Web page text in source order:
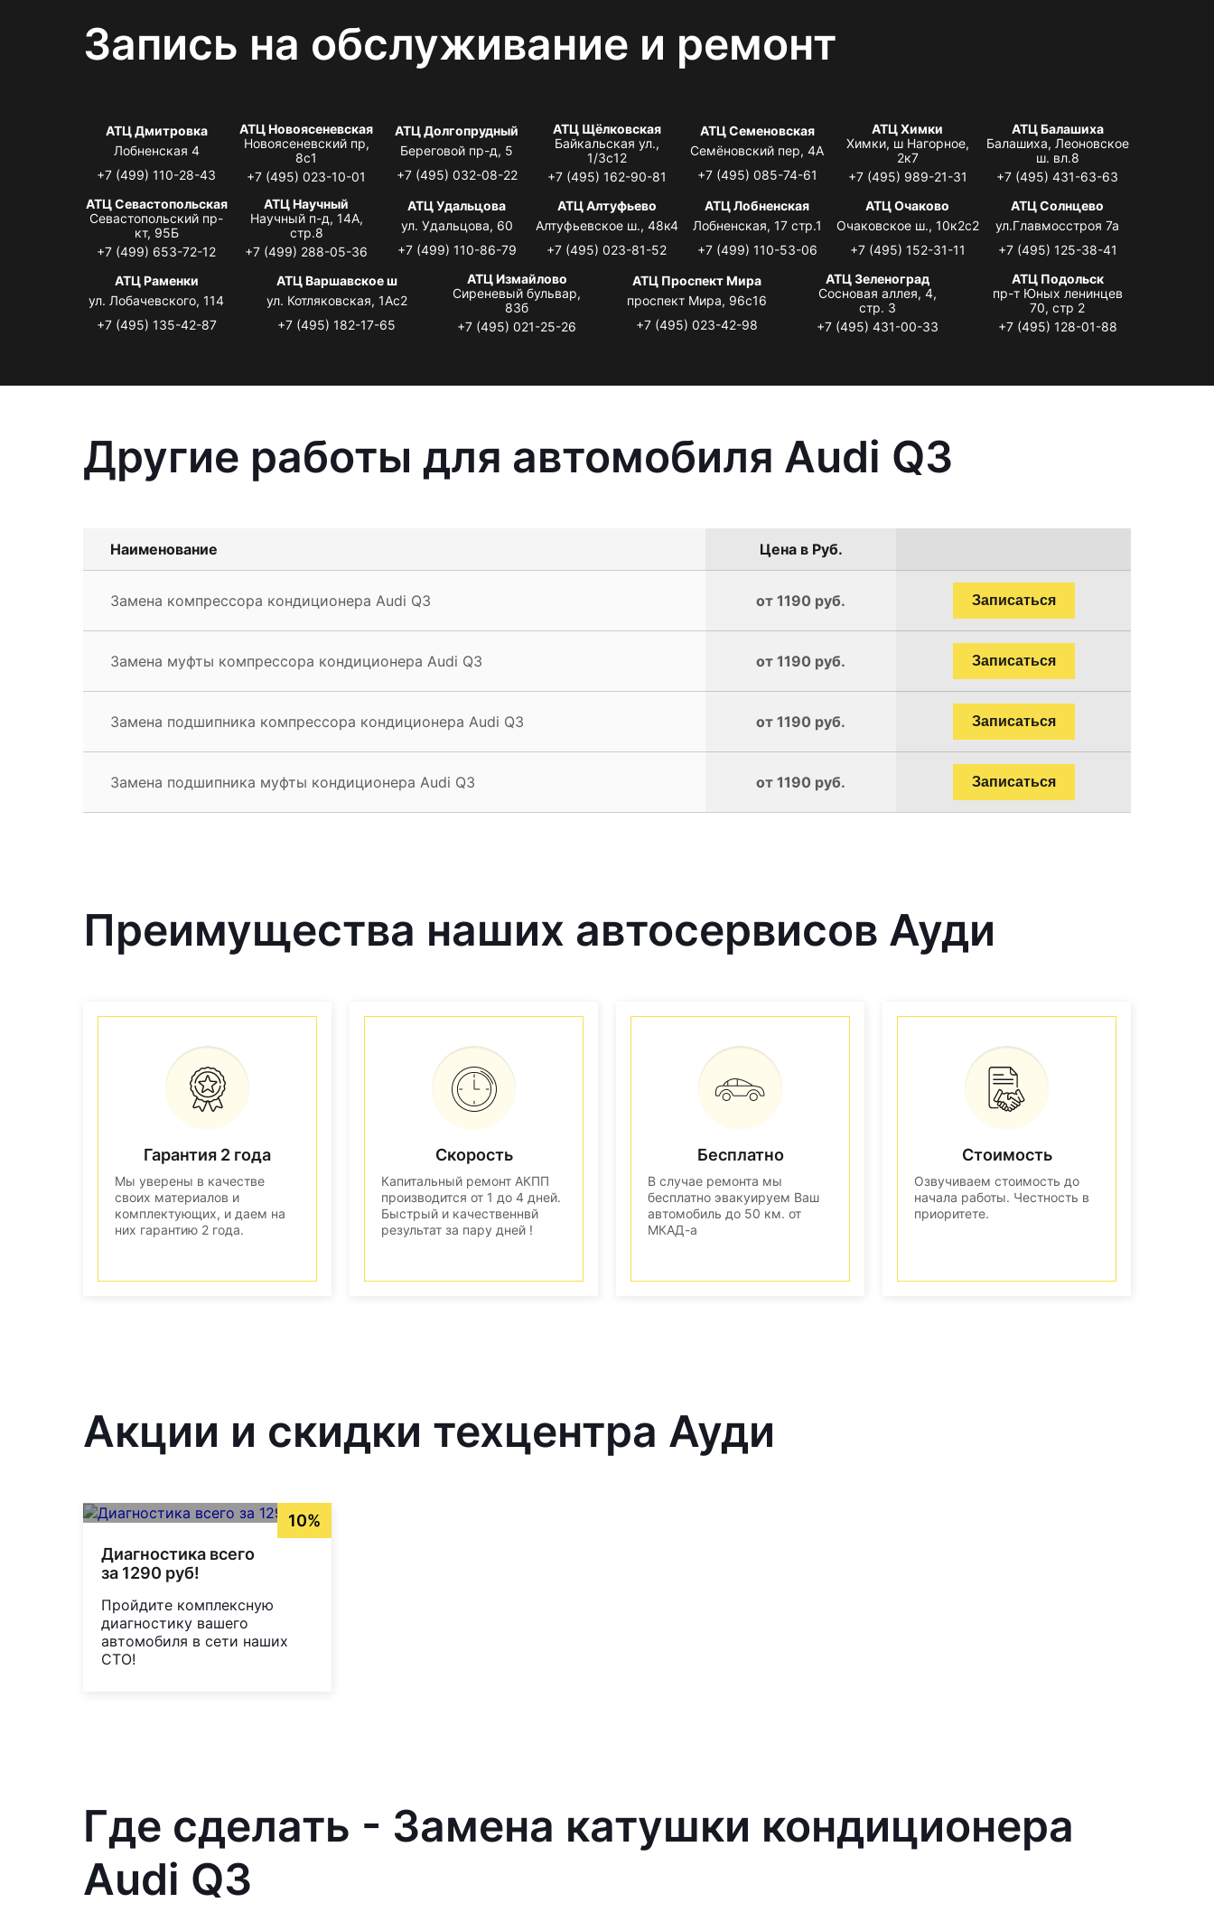
Запись на обслуживание и ремонт
АТЦ Дмитровка
Лобненская 4
+7 (499) 110-28-43
АТЦ Новоясеневская
Новоясеневский пр,
8с1
+7 (495) 023-10-01
АТЦ Долгопрудный
Береговой пр-д, 5
+7 (495) 032-08-22
АТЦ Щёлковская
Байкальская ул.,
1/3с12
+7 (495) 162-90-81
АТЦ Семеновская
Семёновский пер, 4А
+7 (495) 085-74-61
АТЦ Химки
Химки, ш Нагорное,
2к7
+7 (495) 989-21-31
АТЦ Балашиха
Балашиха, Леоновское
ш. вл.8
+7 (495) 431-63-63
АТЦ Севастопольская
Севастопольский пр-
кт, 95Б
+7 (499) 653-72-12
АТЦ Научный
Научный п-д, 14А,
стр.8
+7 (499) 288-05-36
АТЦ Удальцова
ул. Удальцова, 60
+7 (499) 110-86-79
АТЦ Алтуфьево
Алтуфьевское ш., 48к4
+7 (495) 023-81-52
АТЦ Лобненская
Лобненская, 17 стр.1
+7 (499) 110-53-06
АТЦ Очаково
Очаковское ш., 10к2с2
+7 (495) 152-31-11
АТЦ Солнцево
ул.Главмосстроя 7а
+7 (495) 125-38-41
АТЦ Раменки
ул. Лобачевского, 114
+7 (495) 135-42-87
АТЦ Варшавское ш
ул. Котляковская, 1Ас2
+7 (495) 182-17-65
АТЦ Измайлово
Сиреневый бульвар,
83б
+7 (495) 021-25-26
АТЦ Проспект Мира
проспект Мира, 96с16
+7 (495) 023-42-98
АТЦ Зеленоград
Сосновая аллея, 4,
стр. 3
+7 (495) 431-00-33
АТЦ Подольск
пр-т Юных ленинцев
70, стр 2
+7 (495) 128-01-88
Другие работы для автомобиля Audi Q3
Наименование Цена в Руб.
Замена компрессора кондиционера Audi Q3 от 1190 руб. Записаться
Замена муфты компрессора кондиционера Audi Q3 от 1190 руб. Записаться
Замена подшипника компрессора кондиционера Audi Q3 от 1190 руб. Записаться
Замена подшипника муфты кондиционера Audi Q3 от 1190 руб. Записаться
Преимущества наших автосервисов Ауди
Гарантия 2 года
Мы уверены в качестве
своих материалов и
комплектующих, и даем на
них гарантию 2 года.
Скорость
Капитальный ремонт АКПП
производится от 1 до 4 дней.
Быстрый и качественнвй
результат за пару дней !
Бесплатно
В случае ремонта мы
бесплатно эвакуируем Ваш
автомобиль до 50 км. от
МКАД-а
Стоимость
Озвучиваем стоимость до
начала работы. Честность в
приоритете.
Акции и скидки техцентра Ауди
10%
Диагностика всего
за 1290 руб!
Пройдите комплексную
диагностику вашего
автомобиля в сети наших
СТО!
Где сделать - Замена катушки кондиционера
Audi Q3